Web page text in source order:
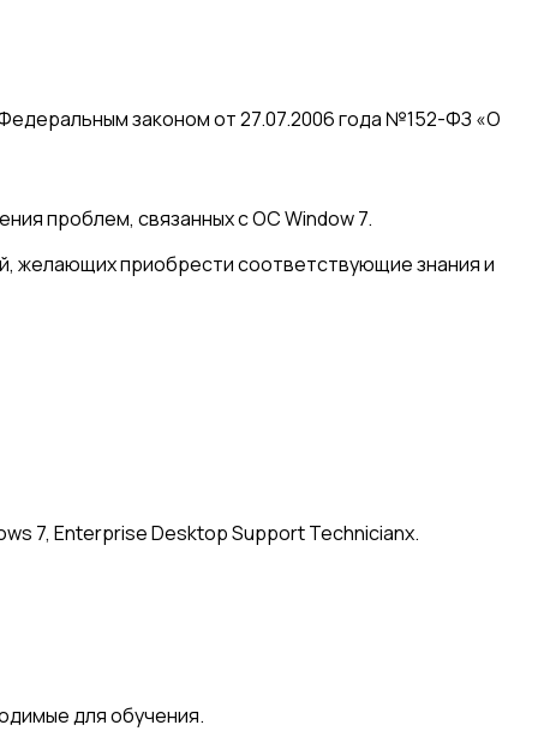
законом от 27.07.2006 года №152-ФЗ «О
проблем, связанных с ОС Window 7.
желающих приобрести соответствующие знания и
7, Enterprise Desktop Support Technicianх.
для обучения.